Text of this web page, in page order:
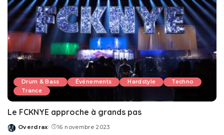
Drum & Bass Événements Hardstyle
Techno
Trance
Le FCKNYE approche à grands pas
Posted
Overdrax 16 novembre 2023